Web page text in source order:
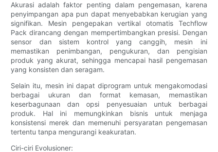
Akurasi adalah faktor penting dalam pengemasan, karena
penyimpangan apa pun dapat menyebabkan kerugian yang
signifikan. Mesin pengepakan vertikal otomatis Techflow
Pack dirancang dengan mempertimbangkan presisi. Dengan
sensor dan sistem kontrol yang canggih, mesin ini
memastikan penimbangan, pengukuran, dan pengisian
produk yang akurat, sehingga mencapai hasil pengemasan
yang konsisten dan seragam.
Selain itu, mesin ini dapat diprogram untuk mengakomodasi
berbagai ukuran dan format kemasan, memastikan
keserbagunaan dan opsi penyesuaian untuk berbagai
produk. Hal ini memungkinkan bisnis untuk menjaga
konsistensi merek dan memenuhi persyaratan pengemasan
tertentu tanpa mengurangi keakuratan.
Ciri-ciri Evolusioner: